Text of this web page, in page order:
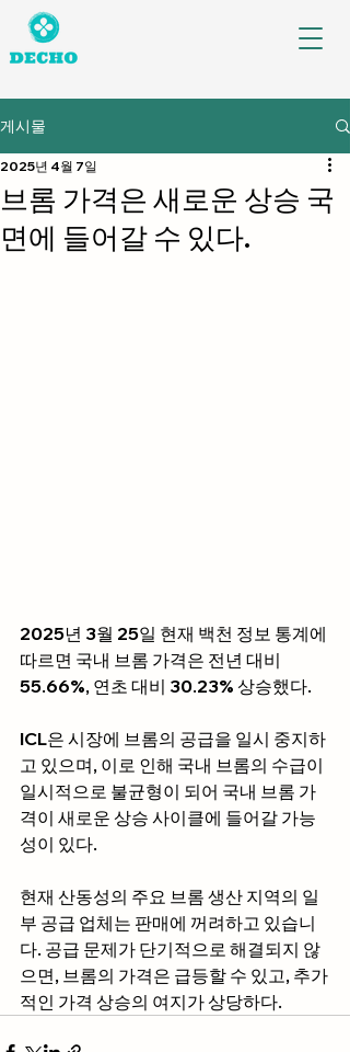
게시물
브롬 가격은 새로운 상승 국
면에 들어갈 수 있다.
2025년 4월 7일
2025년 3월 25일 현재 백천 정보 통계에
따르면 국내 브롬 가격은 전년 대비
55.66%, 연초 대비 30.23% 상승했다.
ICL은 시장에 브롬의 공급을 일시 중지하
고 있으며, 이로 인해 국내 브롬의 수급이
일시적으로 불균형이 되어 국내 브롬 가
격이 새로운 상승 사이클에 들어갈 가능
성이 있다.
현재 산동성의 주요 브롬 생산 지역의 일
부 공급 업체는 판매에 꺼려하고 있습니
다. 공급 문제가 단기적으로 해결되지 않
으면, 브롬의 가격은 급등할 수 있고, 추가
적인 가격 상승의 여지가 상당하다.